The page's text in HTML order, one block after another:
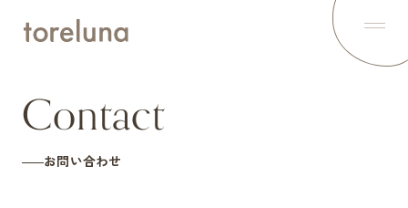
About
News最新ニュース
How to use
Contact
お問い合わせ